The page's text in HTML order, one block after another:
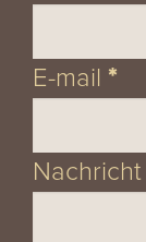
E-mail *
Nachricht